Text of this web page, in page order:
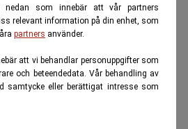
nedan som innebär att vår partners
relevant information på din enhet, som
partners använder.
att vi behandlar personuppgifter som
och beteendedata. Vår behandling av
samtycke eller berättigat intresse som